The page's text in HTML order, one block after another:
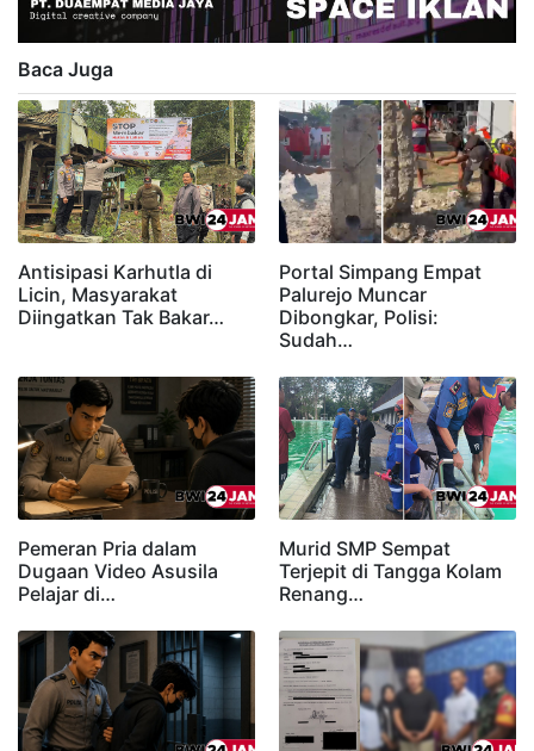
Baca Juga
Antisipasi Karhutla di
Licin, Masyarakat
Diingatkan Tak Bakar…
Portal Simpang Empat
Palurejo Muncar
Dibongkar, Polisi:
Sudah…
Pemeran Pria dalam
Dugaan Video Asusila
Pelajar di…
Murid SMP Sempat
Terjepit di Tangga Kolam
Renang…